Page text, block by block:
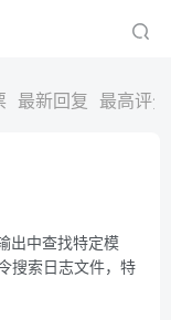
最新回复 最高评分
出中查找特定模
搜索日志文件，特